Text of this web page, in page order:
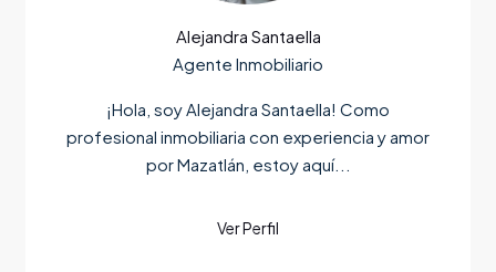
Alejandra Santaella
Agente Inmobiliario
¡Hola, soy Alejandra Santaella! Como
profesional inmobiliaria con experiencia y amor
por Mazatlán, estoy aquí...